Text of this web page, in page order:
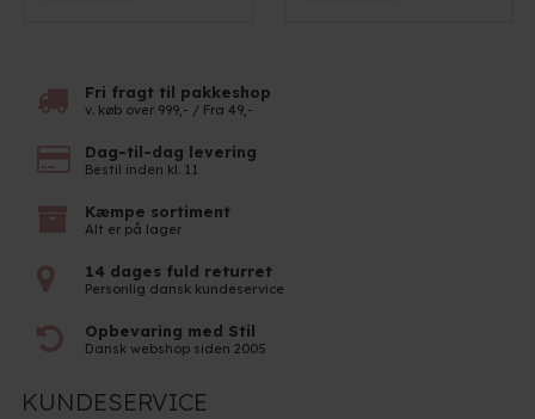
Fri fragt til pakkeshop
v. køb over 999,- / Fra 49,-
Dag-til-dag levering
Bestil inden kl. 11
Kæmpe sortiment
Alt er på lager
14 dages fuld returret
Personlig dansk kundeservice
Opbevaring med Stil
Dansk webshop siden 2005
KUNDESERVICE